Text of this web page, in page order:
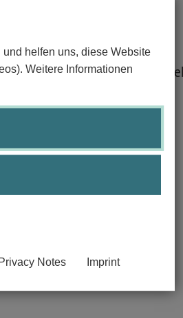
helfen uns, diese Website
Weitere Informationen
Privacy Notes Imprint
erläutern
digitale Wirtschaft,